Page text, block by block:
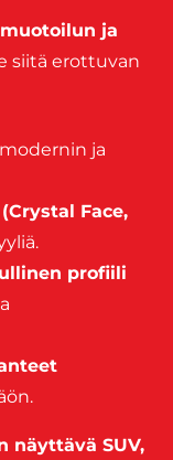
ja
siitä erottuvan
ja
Face,
profiili
näyttävä SUV,